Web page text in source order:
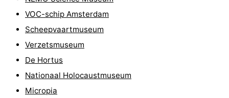
Experiences
Dorpen
Steden
Rondleidingen
Sporten
VOC-schip Amsterdam
Scheepvaartmuseum
Verzetsmuseum
De Hortus
Nationaal Holocaustmuseum
Micropia